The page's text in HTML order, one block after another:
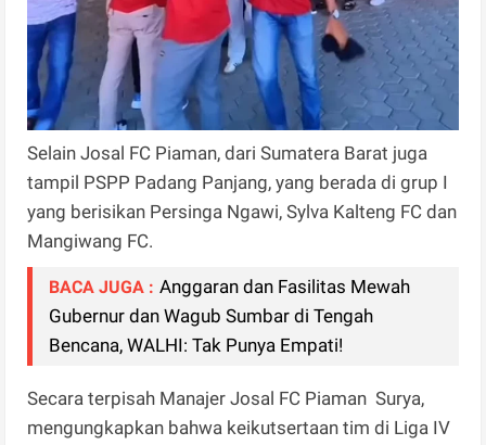
Selain Josal FC Piaman, dari Sumatera Barat juga
tampil PSPP Padang Panjang, yang berada di grup I
yang berisikan Persinga Ngawi, Sylva Kalteng FC dan
Mangiwang FC.
BACA JUGA : Anggaran dan Fasilitas Mewah
Gubernur dan Wagub Sumbar di Tengah
Bencana, WALHI: Tak Punya Empati!
Secara terpisah Manajer Josal FC Piaman Surya,
mengungkapkan bahwa keikutsertaan tim di Liga IV